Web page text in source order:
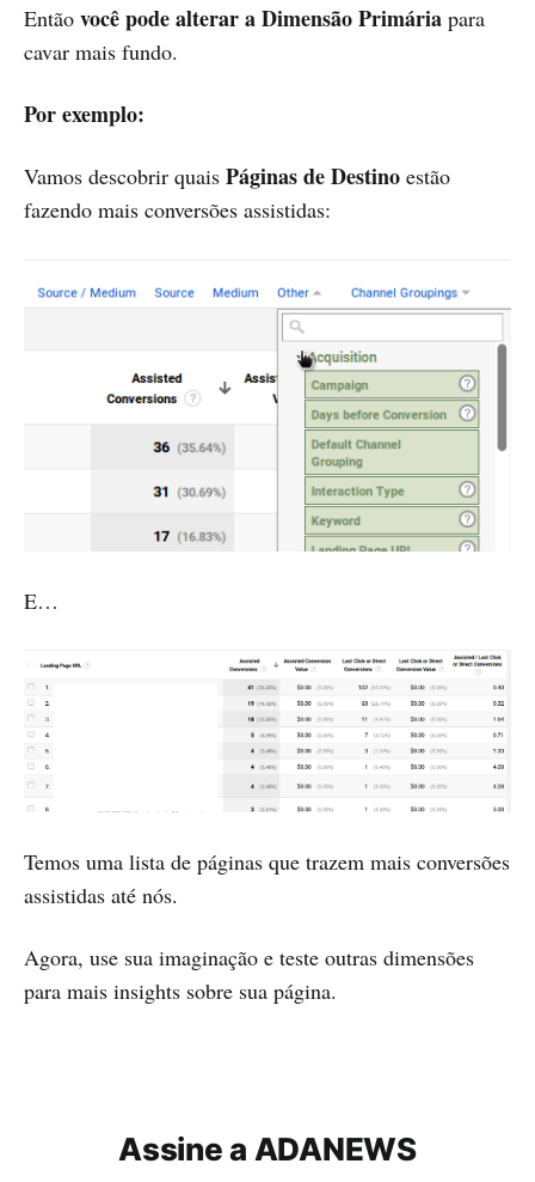
Então você pode alterar a Dimensão Primária para
cavar mais fundo.
Por exemplo:
Vamos descobrir quais Páginas de Destino estão
fazendo mais conversões assistidas:
E…
Temos uma lista de páginas que trazem mais conversões
assistidas até nós.
Agora, use sua imaginação e teste outras dimensões
para mais insights sobre sua página.
Assine a ADANEWS